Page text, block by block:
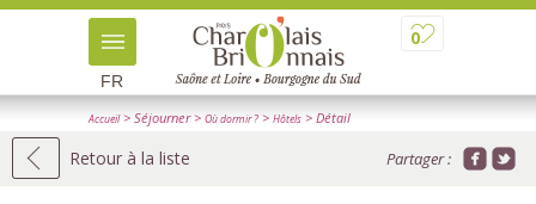
0
FR
Accueil> Séjourner> Où dormir ? > Hôtels > Détail
Retour à la liste Partager :